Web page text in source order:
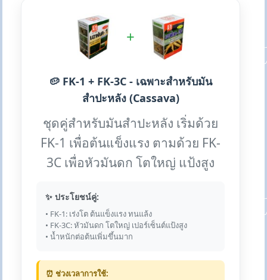
+
🥔 FK-1 + FK-3C - เฉพาะสำหรับมัน
สำปะหลัง (Cassava)
ชุดคู่สำหรับมันสำปะหลัง เริ่มด้วย
FK-1 เพื่อต้นแข็งแรง ตามด้วย FK-
3C เพื่อหัวมันดก โตใหญ่ แป้งสูง
✨ ประโยชน์คู่:
• FK-1: เร่งโต ต้นแข็งแรง ทนแล้ง
• FK-3C: หัวมันดก โตใหญ่ เปอร์เซ็นต์แป้งสูง
• น้ำหนักต่อต้นเพิ่มขึ้นมาก
⏰ ช่วงเวลาการใช้: